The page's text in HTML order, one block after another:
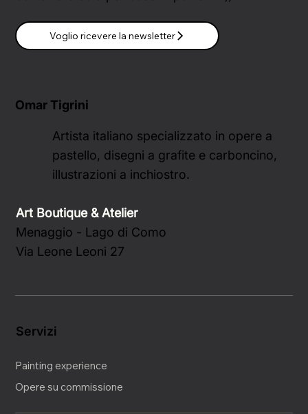
Voglio ricevere la newsletter
Omar Tigrini
Artista italiano specializzato in opere a
pastello, disegni a grafite e carboncino,
illustrazioni a inchiostro.
Art Boutique & Atelier
Menaggio - Lago di Como
Via Leone Leoni 27
Servizi
Painting experience
Opere su commissione